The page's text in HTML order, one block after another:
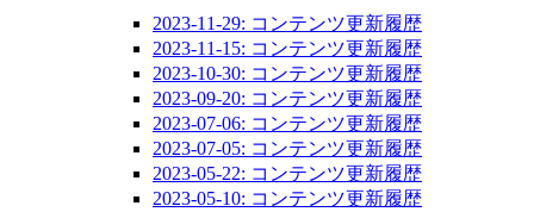
2023-11-29: コンテンツ更新履歴
2023-11-15: コンテンツ更新履歴
2023-10-30: コンテンツ更新履歴
2023-09-20: コンテンツ更新履歴
2023-07-06: コンテンツ更新履歴
2023-07-05: コンテンツ更新履歴
2023-05-22: コンテンツ更新履歴
2023-05-10: コンテンツ更新履歴